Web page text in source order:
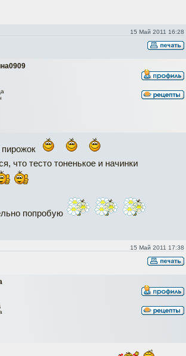
15 Май 2011 16:28
что тесто тоненькое и начинки
попробую
15 Май 2011 17:38